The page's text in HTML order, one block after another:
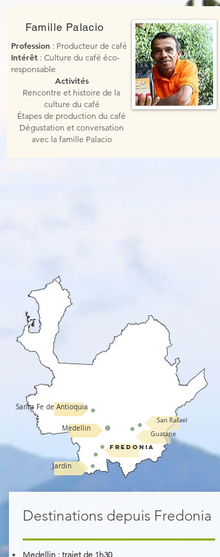
Famille Palacio
Profession : Producteur de café
Intérêt : Culture du café éco-
responsable
Activités
Rencontre et histoire de la
culture du café
Étapes de production du café
Dégustation et conversation
avec la famille Palacio
Santa Fe de Antioquia
Medellin
Jardin
Fredonia
Guatape
San Rafael
Destinations depuis Fredonia
Medellin: trajet de 1h30